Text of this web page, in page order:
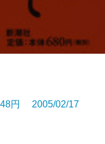
円 2005/02/17